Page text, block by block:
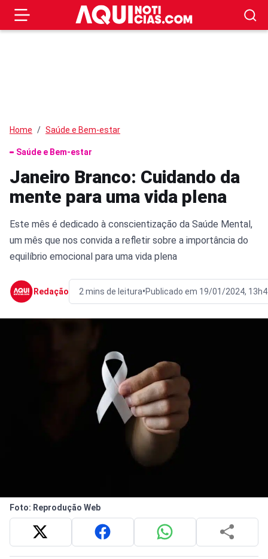
Home Saúde e Bem-estar
Saúde e Bem-estar
Janeiro Branco: Cuidando da
mente para uma vida plena
Este mês é dedicado à conscientização da Saúde Mental,
um mês que nos convida a refletir sobre a importância do
equilíbrio emocional para uma vida plena
Redação 2 mins de leitura•Publicado em 19/01/2024,
Foto: Reprodução Web